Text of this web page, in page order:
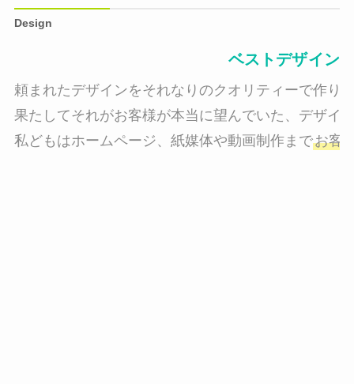
Design
ベストデザイン
頼まれたデザインをそれなりのクオリティーで作り
果たしてそれがお客様が本当に望んでいた、デザイ
私どもはホームページ、紙媒体や動画制作までお客